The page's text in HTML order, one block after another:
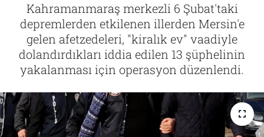
Kahramanmaraş merkezli 6 Şubat'taki
depremlerden etkilenen illerden Mersin'e
gelen afetzedeleri, "kiralık ev" vaadiyle
dolandırdıkları iddia edilen 13 şüphelinin
yakalanması için operasyon düzenlendi.
Özel Haber
Tercüme
İktibas
Büyük Doğu-İbda
Dergi
Özel Haber
Tercüme
İktibas
Büyük Doğu-İbda
Dergi
Süper Lig Puan Durumu ve Fikstür
Tüm Manşetler
Son Dakika Haberleri
Haber Arşivi